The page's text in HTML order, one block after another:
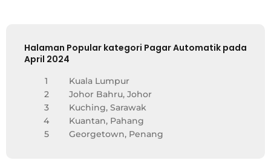
Halaman Popular kategori Pagar Automatik pada
April 2024
1
Kuala Lumpur
2
Johor Bahru, Johor
3
Kuching, Sarawak
4
Kuantan, Pahang
5
Georgetown, Penang